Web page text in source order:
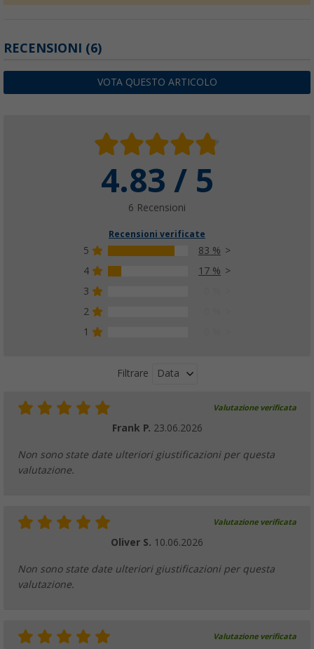
RECENSIONI (6)
VOTA QUESTO ARTICOLO
4.83 / 5
6 Recensioni
Recensioni verificate
5
83 %
4
17 %
3
2
1
Filtrare Data
Valutazione verificata
Frank P. 23.06.2026
Non sono state date ulteriori giustificazioni per questa
valutazione.
Valutazione verificata
Oliver S. 10.06.2026
Non sono state date ulteriori giustificazioni per questa
valutazione.
Valutazione verificata